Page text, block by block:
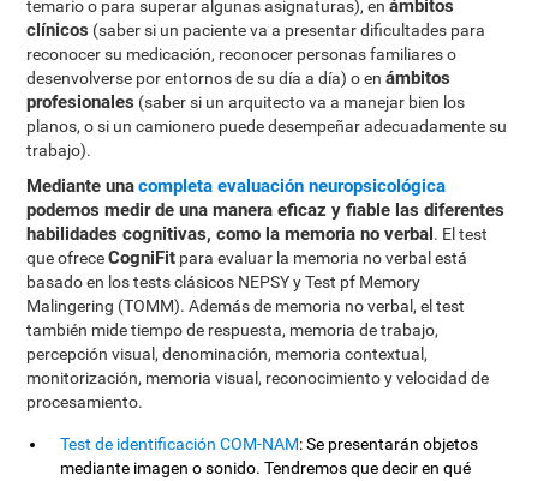
temario o para superar algunas asignaturas), enámbitos
clínicos (saber si un paciente va a presentar dificultades para
reconocer su medicación, reconocer personas familiares o
desenvolverse por entornos de su día a día) o enámbitos
profesionales (saber si un arquitecto va a manejar bien los
planos, o si un camionero puede desempeñar adecuadamente su
trabajo).
Mediante unacompleta evaluación neuropsicológica
podemos medir de una manera eficaz y fiable las diferentes
habilidades cognitivas, como la memoria no verbal. El test
que ofreceCogniFit para evaluar la memoria no verbal está
basado en los tests clásicos NEPSY y Test pf Memory
Malingering (TOMM). Además de memoria no verbal, el test
también mide tiempo de respuesta, memoria de trabajo,
percepción visual, denominación, memoria contextual,
monitorización, memoria visual, reconocimiento y velocidad de
procesamiento.
Test de identificación COM-NAM: Se presentarán objetos
mediante imagen o sonido. Tendremos que decir en qué